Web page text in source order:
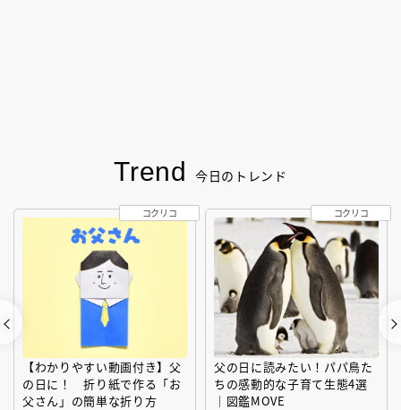
Trend 今日のトレンド
【わかりやすい動画付き】父
の日に！ 折り紙で作る「お
父さん」の簡単な折り方
コクリコ
父の日に読みたい！パパ鳥た
ちの感動的な子育て生態4選
｜図鑑MOVE
コクリコ